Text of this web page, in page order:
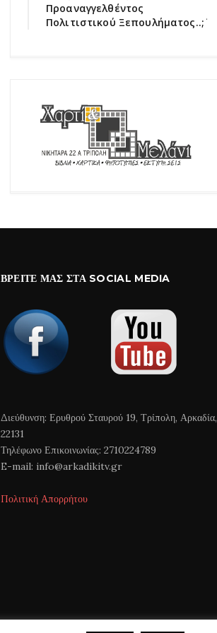
Προαναγγελθέντος
Πολιτιστικού Ξεπουλήματος..;΄΄
ΒΡΕΊΤΕ ΜΑΣ ΣΤΑ SOCIAL MEDIA
Διεύθυνση: Ερυθρού Σταυρού 19, Τρίπολη, Αρκαδία,
22131
Τηλέφωνο Επικοινωνίας: 2710224789
E-mail: info@arkadikitv.gr
Πολιτική Απορρήτου